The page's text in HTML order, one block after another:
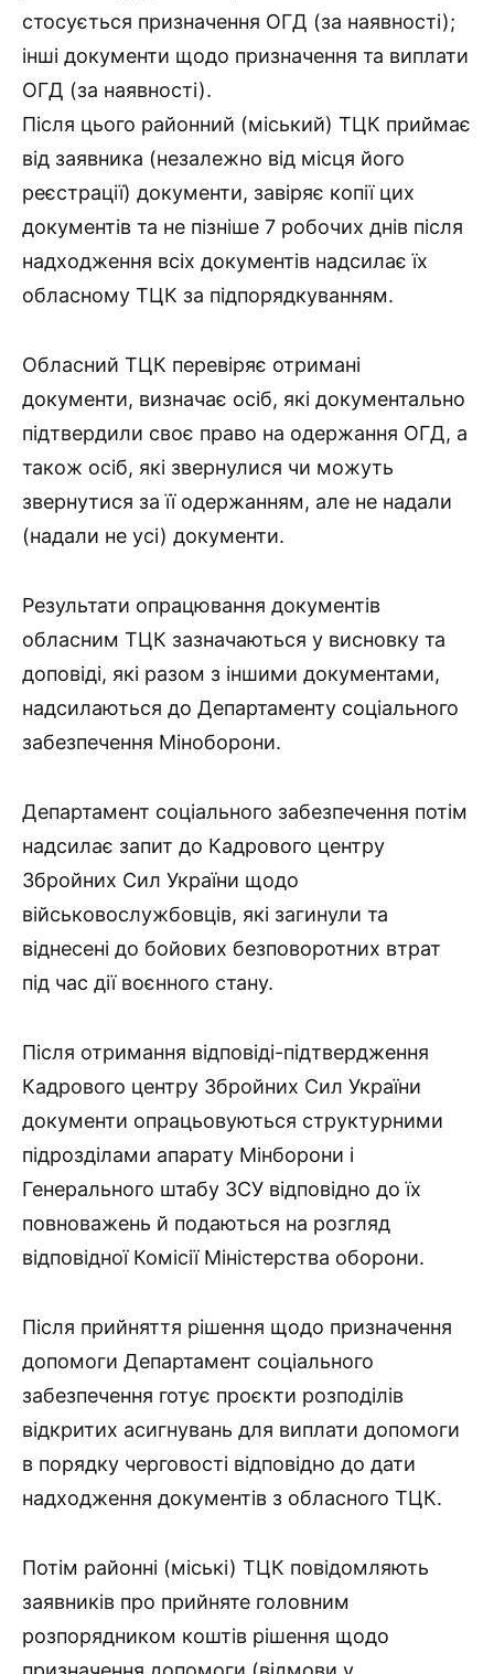
стосується призначення ОГД (за наявності);
інші документи щодо призначення та виплати
ОГД (за наявності).
Після цього районний (міський) ТЦК приймає
від заявника (незалежно від місця його
реєстрації) документи, завіряє копії цих
документів та не пізніше 7 робочих днів після
надходження всіх документів надсилає їх
обласному ТЦК за підпорядкуванням.
Обласний ТЦК перевіряє отримані
документи, визначає осіб, які документально
підтвердили своє право на одержання ОГД, а
також осіб, які звернулися чи можуть
звернутися за її одержанням, але не надали
(надали не усі) документи.
Результати опрацювання документів
обласним ТЦК зазначаються у висновку та
доповіді, які разом з іншими документами,
надсилаються до Департаменту соціального
забезпечення Міноборони.
Департамент соціального забезпечення потім
надсилає запит до Кадрового центру
Збройних Сил України щодо
військовослужбовців, які загинули та
віднесені до бойових безповоротних втрат
під час дії воєнного стану.
Після отримання відповіді-підтвердження
Кадрового центру Збройних Сил України
документи опрацьовуються структурними
підрозділами апарату Мінборони і
Генерального штабу ЗСУ відповідно до їх
повноважень й подаються на розгляд
відповідної Комісії Міністерства оборони.
Після прийняття рішення щодо призначення
допомоги Департамент соціального
забезпечення готує проєкти розподілів
відкритих асигнувань для виплати допомоги
в порядку черговості відповідно до дати
надходження документів з обласного ТЦК.
Потім районні (міські) ТЦК повідомляють
заявників про прийняте головним
розпорядником коштів рішення щодо